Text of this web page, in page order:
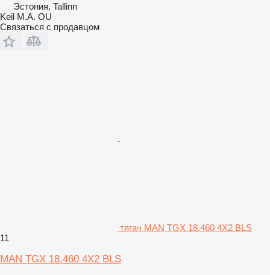
Эстония, Tallinn
Keil M.A. OU
Связаться с продавцом
тягач MAN TGX 18.460 4X2 BLS
11
MAN TGX 18.460 4X2 BLS